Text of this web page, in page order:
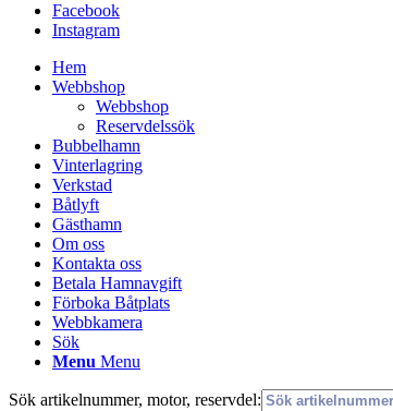
Facebook
Instagram
Hem
Webbshop
Webbshop
Reservdelssök
Bubbelhamn
Vinterlagring
Verkstad
Båtlyft
Gästhamn
Om oss
Kontakta oss
Betala Hamnavgift
Förboka Båtplats
Webbkamera
Sök
Menu Menu
Sök artikelnummer, motor, reservdel: